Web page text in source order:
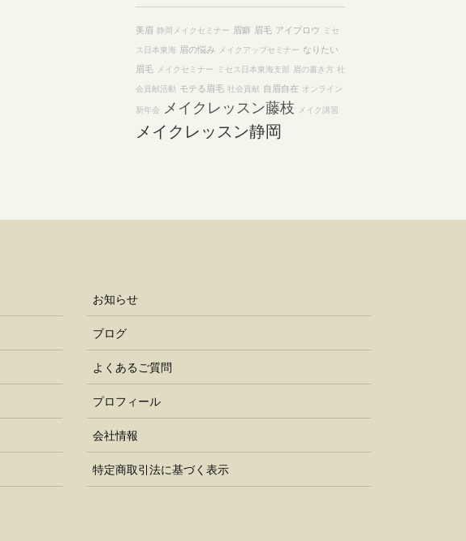
美眉 静岡メイクセミナー 眉癖 眉毛 アイブロウ ミセ
ス日本東海 眉の悩み メイクアップセミナー なりたい
眉毛
メイクセミナー ミセス日本東海支部 眉の書き方 社
会貢献活動 モテる眉毛 社会貢献 自眉自在 オンライン
新年会 メイクレッスン藤枝 メイク講習
メイクレッスン静岡
お知らせ
ブログ
よくあるご質問
プロフィール
会社情報
特定商取引法に基づく表示